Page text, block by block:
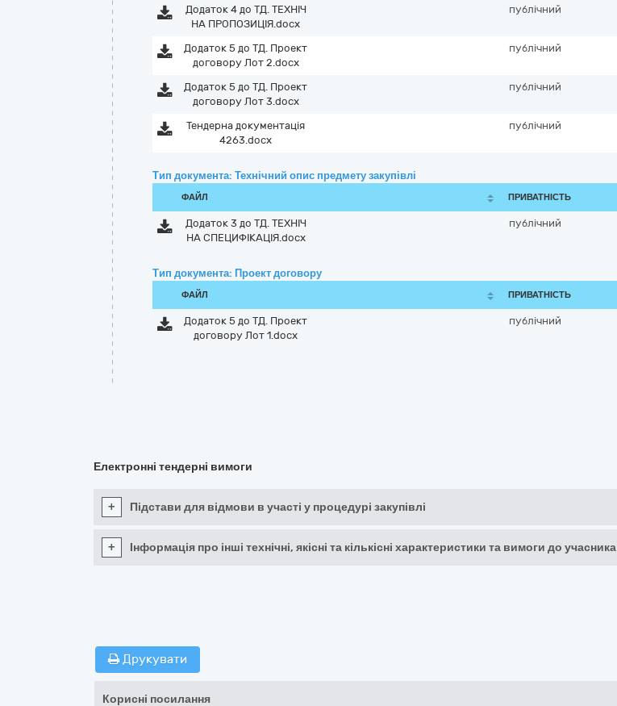
Додаток 4 до ТД. ТЕХНІЧ
НА ПРОПОЗИЦІЯ.docx
публічний
Додаток 5 до ТД. Проект
договору Лот 2.docx
публічний
Додаток 5 до ТД. Проект
договору Лот 3.docx
публічний
Тендерна документація
4263.docx
публічний
Тип документа: Технічний опис предмету закупівлі
ФАЙЛ ПРИВАТНІСТЬ
Додаток 3 до ТД. ТЕХНІЧ
НА СПЕЦИФІКАЦІЯ.docx
публічний
Тип документа: Проект договору
ФАЙЛ ПРИВАТНІСТЬ
Додаток 5 до ТД. Проект
договору Лот 1.docx
публічний
Електронні тендерні вимоги
+ Підстави для відмови в участі у процедурі закупівлі
+ Інформація про інші технічні, якісні та кількісні характеристики та вимоги до учасника
Друкувати
Корисні посилання